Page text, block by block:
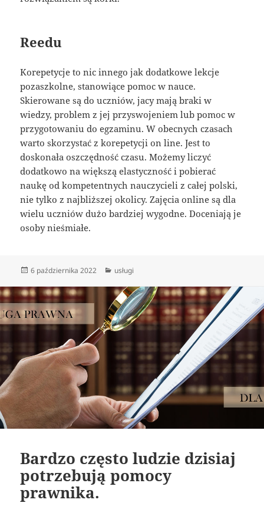
Reedu
Korepetycje to nic innego jak dodatkowe lekcje
pozaszkolne, stanowiące pomoc w nauce.
Skierowane są do uczniów, jacy mają braki w
wiedzy, problem z jej przyswojeniem lub pomoc w
przygotowaniu do egzaminu. W obecnych czasach
warto skorzystać z korepetycji on line. Jest to
doskonała oszczędność czasu. Możemy liczyć
dodatkowo na większą elastyczność i pobierać
naukę od kompetentnych nauczycieli z całej polski,
nie tylko z najbliższej okolicy. Zajęcia online są dla
wielu uczniów dużo bardziej wygodne. Doceniają je
osoby nieśmiałe.
Data
6 października 2022 Kategorie
usługi
Bardzo często ludzie dzisiaj
potrzebują pomocy
prawnika.